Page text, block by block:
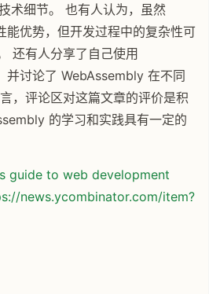
术细节。 也有人认为，虽然
优势，但开发过程中的复杂性可
还有人分享了自己使用
并讨论了 WebAssembly 在不同
，评论区对这篇文章的评价是积
的学习和实践具有一定的
guide to web development
news.ycombinator.com/item?